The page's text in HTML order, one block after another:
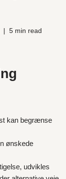
5 min read
kan begrænse
ønskede
udvikles